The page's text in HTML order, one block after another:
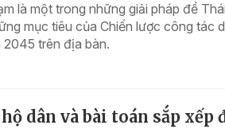
là một trong những giải pháp để Thái
mục tiêu của Chiến lược công tác
trên địa bàn.
dân và bài toán sắp xếp